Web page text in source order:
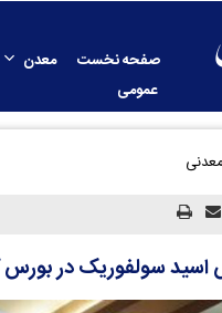
صفحه نخست معدن
عمومی
سولفوریک در بورس